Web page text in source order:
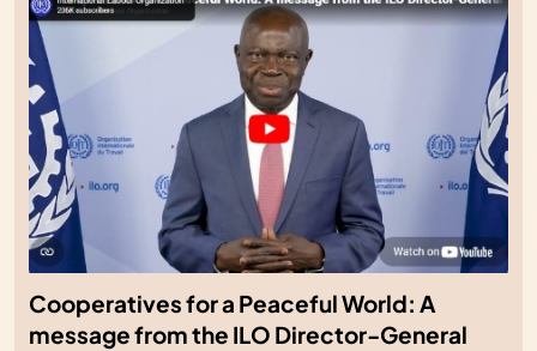
Cooperatives for a Peaceful World: A
message from the ILO Director-General